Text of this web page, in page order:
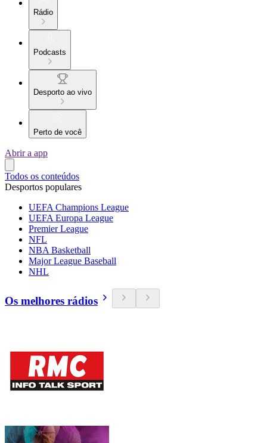
Rádio
Podcasts
Desporto ao vivo
Perto de você
Abrir a app
Todos os conteúdos
Desportos populares
UEFA Champions League
UEFA Europa League
Premier League
NFL
NBA Basketball
Major League Baseball
NHL
Os melhores rádios